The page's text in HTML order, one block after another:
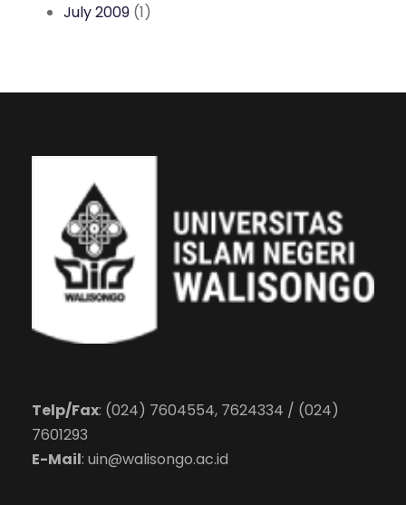
July 2009 (1)
Telp/Fax: (024) 7604554, 7624334 / (024)
7601293
E-Mail: uin@walisongo.ac.id